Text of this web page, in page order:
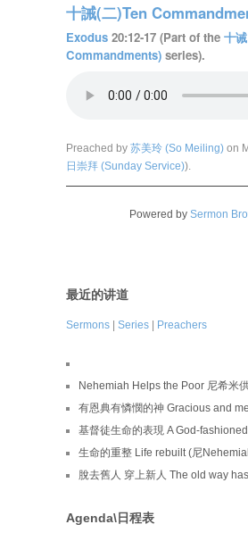
十誡(二)Ten
Exodus 20:12-17 (Part of the 十
Commandments) series).
Preached by 苏美玲 (So Meiling) on
日崇拜 (Sunday Service)).
Powered by Sermon
最近的讲道
Sermons | Series | Preachers
Nehemiah Helps the Poor 尼希米
有恩典有憐憫的神 Gracious and
基督徒生命的表現 A God-
生命的重整 Life rebuilt (尼
脫去舊人 穿上新人 The old way
Agenda\日程表